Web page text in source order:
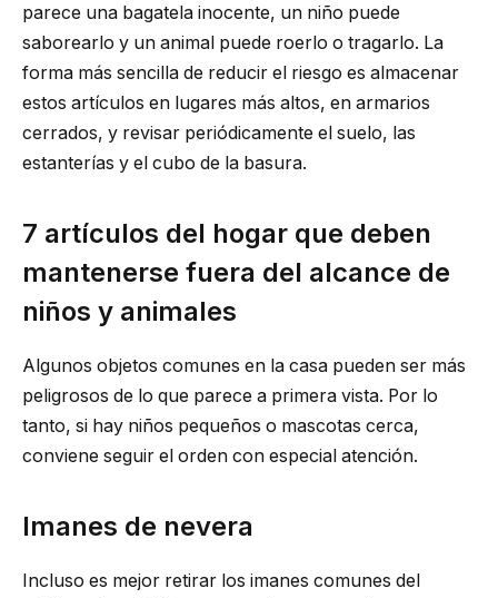
parece una bagatela inocente, un niño puede
saborearlo y un animal puede roerlo o tragarlo. La
forma más sencilla de reducir el riesgo es almacenar
estos artículos en lugares más altos, en armarios
cerrados, y revisar periódicamente el suelo, las
estanterías y el cubo de la basura.
7 artículos del hogar que deben
mantenerse fuera del alcance de
niños y animales
Algunos objetos comunes en la casa pueden ser más
peligrosos de lo que parece a primera vista. Por lo
tanto, si hay niños pequeños o mascotas cerca,
conviene seguir el orden con especial atención.
Imanes de nevera
Incluso es mejor retirar los imanes comunes del